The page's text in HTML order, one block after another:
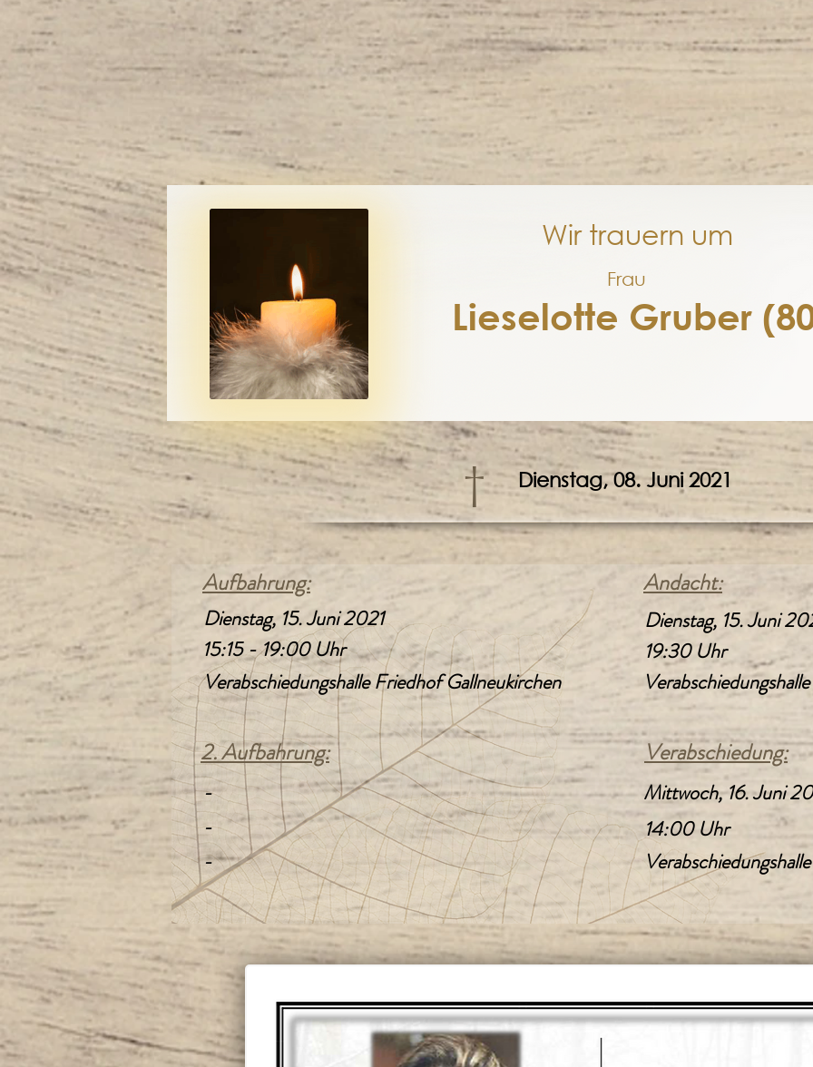
Wir trauern um
Lieselotte Gruber
Frau
Dienstag, 08. Juni 2021
†
Aufbahrung:
Dienstag, 15. Juni 2021
15:15 - 19:00 Uhr
Verabschiedungshalle Friedhof Gallneukirchen
-
-
-
2. Aufbahrung:
Andacht:
Dienstag, 15. Juni
19:30 Uhr
Verabschiedung:
Mittwoch, 16. Juni
14:00 Uhr